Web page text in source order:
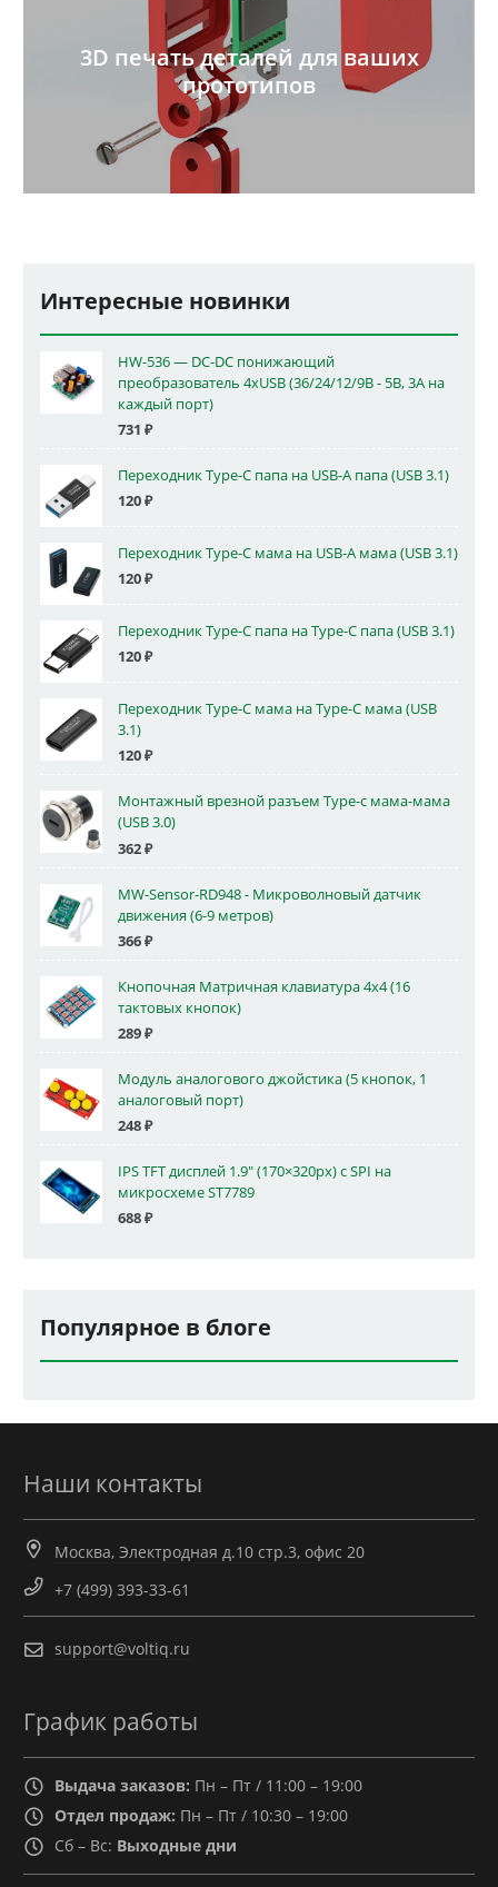
3D печать деталей для ваших
прототипов
Интересные новинки
HW-536 — DC-DC понижающий
преобразователь 4xUSB (36/24/12/9В - 5В, 3А на
каждый порт)
731 ₽
Переходник Type-C папа на USB-A папа (USB 3.1)
120₽
Переходник Type-C мама на USB-A мама (USB 3.1)
120₽
Переходник Type-C папа на Type-C папа (USB 3.1)
120₽
Переходник Type-C мама на Type-C мама (USB
3.1)
120₽
Монтажный врезной разъем Type-c мама-мама
(USB 3.0)
362₽
MW-Sensor-RD948 - Микроволновый датчик
движения (6-9 метров)
366₽
Кнопочная Матричная клавиатура 4x4 (16
тактовых кнопок)
289₽
Модуль аналогового джойстика (5 кнопок, 1
аналоговый порт)
248₽
IPS TFT дисплей 1.9" (170×320px) с SPI на
микросхеме ST7789
688₽
Популярное в блоге
Наши контакты
Москва, Электродная д.10 стр.3, офис 20
+7 (499) 393-33-61
support@voltiq.ru
График работы
Выдача заказов: Пн – Пт / 11:00 – 19:00
Отдел продаж: Пн – Пт / 10:30 – 19:00
Сб – Вс: Выходные дни